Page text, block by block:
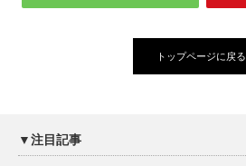
トップページに戻る
▼注目記事